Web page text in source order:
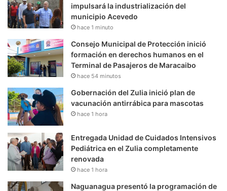
impulsará la industrialización del
municipio Acevedo
hace 1 minuto
Consejo Municipal de Protección inició
formación en derechos humanos en el
Terminal de Pasajeros de Maracaibo
hace 54 minutos
Gobernación del Zulia inició plan de
vacunación antirrábica para mascotas
hace 1 hora
Entregada Unidad de Cuidados Intensivos
Pediátrica en el Zulia completamente
renovada
hace 1 hora
Naguanagua presentó la programación de